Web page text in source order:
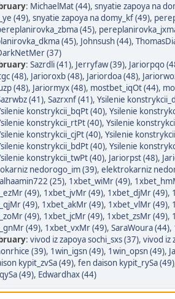
: MichaelMat (44), snyatie zapoya na
(49), snyatie zapoya na domy_kf (49),
(45),
(45), Johnsush (44),
(37)
: Sazrdli (41), Jerryfaw (39), Jariorpqo
(48), Jarioroxb (48), Jariordoa (48),
(48), Jariormyx (48), mostbet_iqOt (44),
(41), Sazrxnf (41), Ysilenie
konstrykcii_bqPt (40), Ysilenie
konstrykcii_rtPt (40), Ysilenie
konstrykcii_cjPt (40), Ysilenie
konstrykcii_bdPt (40), Ysilenie
konstrykcii_twPt (40), Jariorpst (48),
nedorogo_im (39), elektrokarniz
(25), 1xbet_wiMr (49),
(49), 1xbet_jvMr (49), 1xbet_djMr (49),
(49), 1xbet_akMr (49), 1xbet_vlMr (49),
(49), 1xbet_jcMr (49), 1xbet_zsMr (49),
(49), 1xbet_vxMr (49), SaraWoura (44),
: vivod iz zapoya sochi_sxs (37), vivod iz
(39), 1win_igsn (49), 1win_opsn (49),
kypit_zvSa (49), fen daison kypit_rySa (49)
(49), Edwardhax (44)